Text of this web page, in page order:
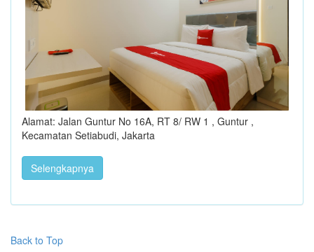
Alamat: Jalan Guntur No 16A, RT 8/ RW 1 , Guntur ,
Kecamatan Setiabudi, Jakarta
Selengkapnya
Back to Top